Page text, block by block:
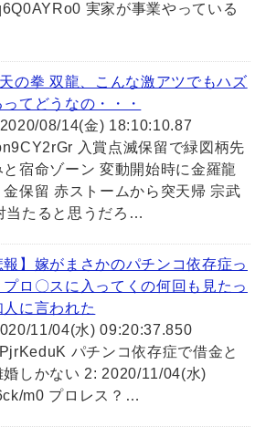
実家が事業やっている
の拳 双龍、こんな激アツでもハズ
ってどうなの・・・
08/14(金) 18:10:10.87
入賞点滅保留で緑図柄先
と宿命ゾーン 変動開始時に金羅龍
金保留 赤ストームから突天帰 宗武
当たると思うだろ…
報】嫁がまさかのパチンコ依存症っ
プロ〇スに入ってくの何回も見たっ
人に言われた
11/04(水) 09:20:37.850
パチンコ依存症で借金と
婚しかない 2: 2020/11/04(水)
m0 プロレス？…